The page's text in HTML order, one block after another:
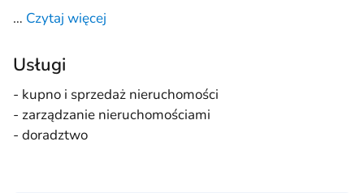
… Czytaj więcej
Usługi
- kupno i sprzedaż nieruchomości
- zarządzanie nieruchomościami
- doradztwo